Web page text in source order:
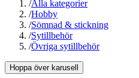
/Alla kategorier
/Hobby
/Sömnad & stickning
/Sytillbehör
/Övriga sytillbehör
Hoppa över karusell